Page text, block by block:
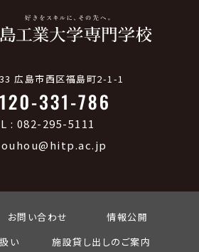
広島市西区福島町2-1-1
: 082-295-5111
お問い合わせ
情報公開
い
施設貸し出しのご案内